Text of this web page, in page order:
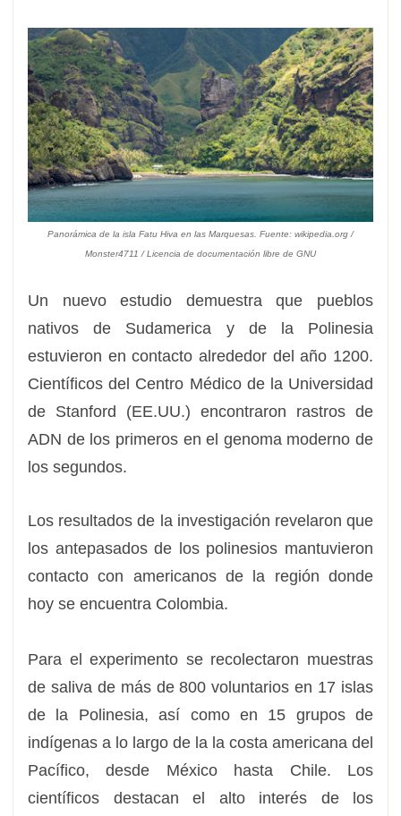
Panorámica de la isla Fatu Hiva en las Marquesas. Fuente: wikipedia.org /
Monster4711 / Licencia de documentación libre de GNU
Un nuevo estudio demuestra que pueblos
nativos de Sudamerica y de la Polinesia
estuvieron en contacto alrededor del año 1200.
Científicos del Centro Médico de la Universidad
de Stanford (EE.UU.) encontraron rastros de
ADN de los primeros en el genoma moderno de
los segundos.
Los resultados de la investigación revelaron que
los antepasados de los polinesios mantuvieron
contacto con americanos de la región donde
hoy se encuentra Colombia.
Para el experimento se recolectaron muestras
de saliva de más de 800 voluntarios en 17 islas
de la Polinesia, así como en 15 grupos de
indígenas a lo largo de la la costa americana del
Pacífico, desde México hasta Chile. Los
científicos destacan el alto interés de los